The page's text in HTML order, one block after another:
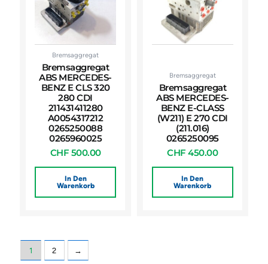
Bremsaggregat
Bremsaggregat
ABS MERCEDES-
BENZ E CLS 320
280 CDI
211431411280
A0054317212
0265250088
0265960025
CHF 500.00
In Den
Warenkorb
Bremsaggregat
Bremsaggregat
ABS MERCEDES-
BENZ E-CLASS
(W211) E 270 CDI
(211.016)
0265250095
CHF 450.00
In Den
Warenkorb
1 2 →